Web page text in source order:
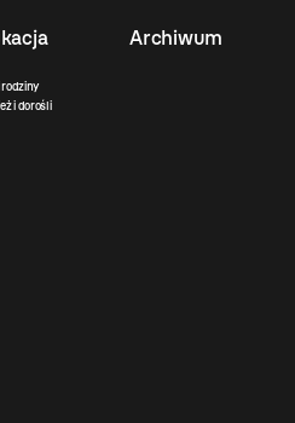
rodziny
i dorośli
Archiwum